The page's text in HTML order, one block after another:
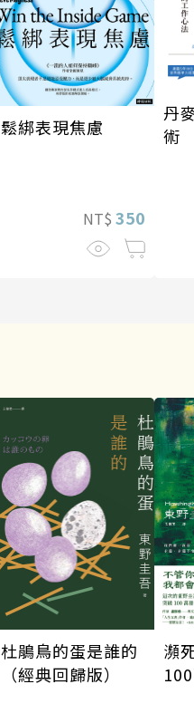
鬆綁表現焦慮
NT$ 350
丹
術
杜鵑鳥的蛋是誰的
（經典回歸版）
瀕